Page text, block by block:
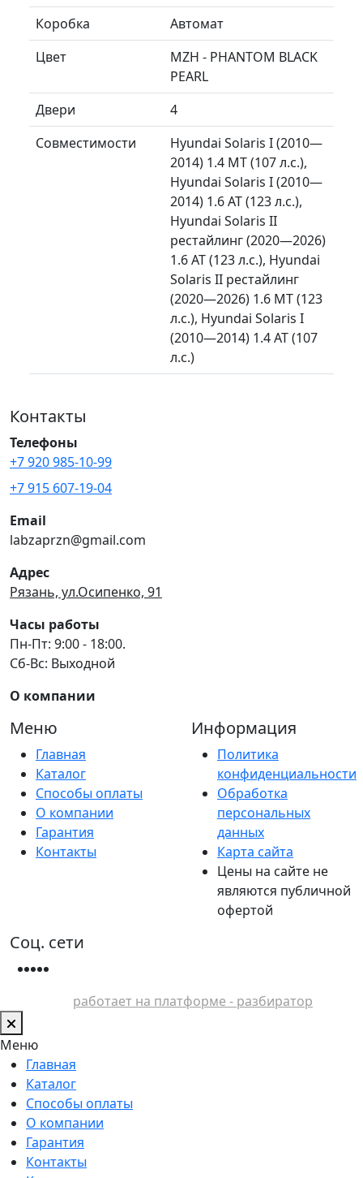
Коробка
Автомат
Цвет
MZH - PHANTOM BLACK
PEARL
Двери
4
Совместимости
Hyundai Solaris I (2010—
2014) 1.4 MT (107 л.с.),
Hyundai Solaris I (2010—
2014) 1.6 AT (123 л.с.),
Hyundai Solaris II
рестайлинг (2020—2026)
1.6 AT (123 л.с.), Hyundai
Solaris II рестайлинг
(2020—2026) 1.6 MT (123
л.с.), Hyundai Solaris I
(2010—2014) 1.4 AT (107
л.с.)
Контакты
Телефоны
+7 920 985-10-99
+7 915 607-19-04
Email
labzaprzn@gmail.com
Адрес
Рязань, ул.Осипенко, 91
Часы работы
Пн-Пт: 9:00 - 18:00.
Сб-Вс: Выходной
О компании
Меню
Главная
Каталог
Способы оплаты
О компании
Гарантия
Контакты
Информация
Политика
конфиденциальности
Обработка
персональных
данных
Карта сайта
Цены на сайте не
являются публичной
офертой
Соц. сети
работает на платформе - разбиратор
Меню
Главная
Каталог
Способы оплаты
О компании
Гарантия
Контакты